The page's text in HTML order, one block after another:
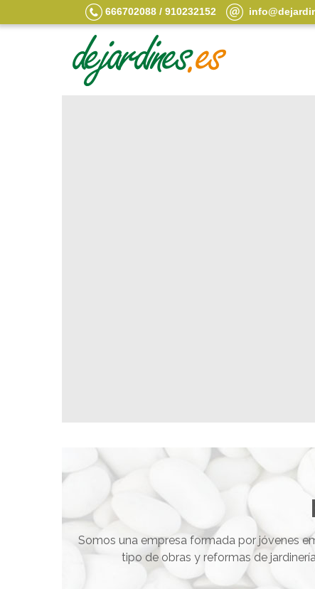
666702088 / 910232152
Somos una empresa formada por jóvenes
tipo de obras y reformas de